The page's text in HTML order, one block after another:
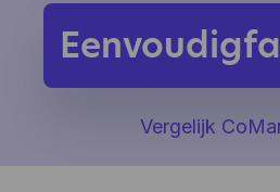
Vergelijk